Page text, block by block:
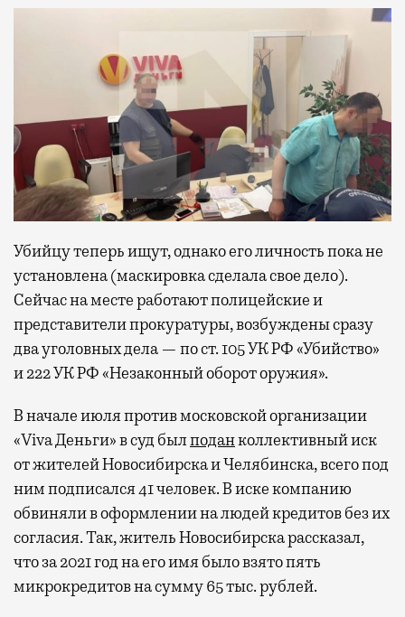
Убийцу теперь ищут, однако его личность пока не
установлена (маскировка сделала свое дело).
Сейчас на месте работают полицейские и
представители прокуратуры, возбуждены сразу
два уголовных дела — по ст. 105 УК РФ «Убийство»
и 222 УК РФ «Незаконный оборот оружия».
В начале июля против московской организации
«Viva Деньги» в суд былподанколлективный иск
от жителей Новосибирска и Челябинска, всего под
ним подписался 41 человек. В иске компанию
обвиняли в оформлении на людей кредитов без их
согласия. Так, житель Новосибирска рассказал,
что за 2021 год на его имя было взято пять
микрокредитов на сумму 65 тыс. рублей.